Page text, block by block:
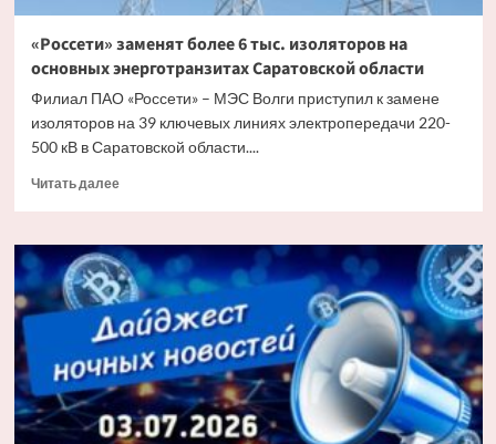
«Россети» заменят более 6 тыс. изоляторов на
основных энерготранзитах Саратовской области
Филиал ПАО «Россети» – МЭС Волги приступил к замене
изоляторов на 39 ключевых линиях электропередачи 220-
500 кВ в Саратовской области....
Читать далееПрочитать
«Россети»
заменят
более
6
тыс.
изоляторов
на
основных
энерготранзитах
Саратовской